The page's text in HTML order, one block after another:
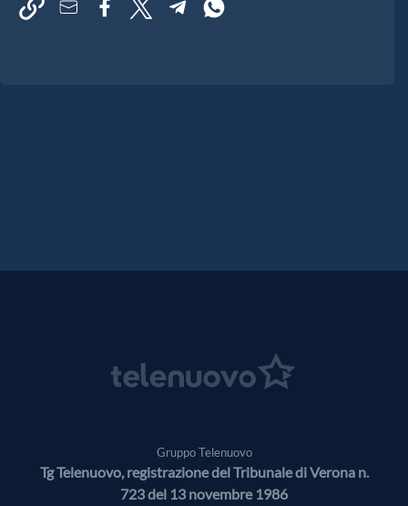
Gruppo Telenuovo
Tg Telenuovo, registrazione del Tribunale di Verona n.
723 del 13 novembre 1986